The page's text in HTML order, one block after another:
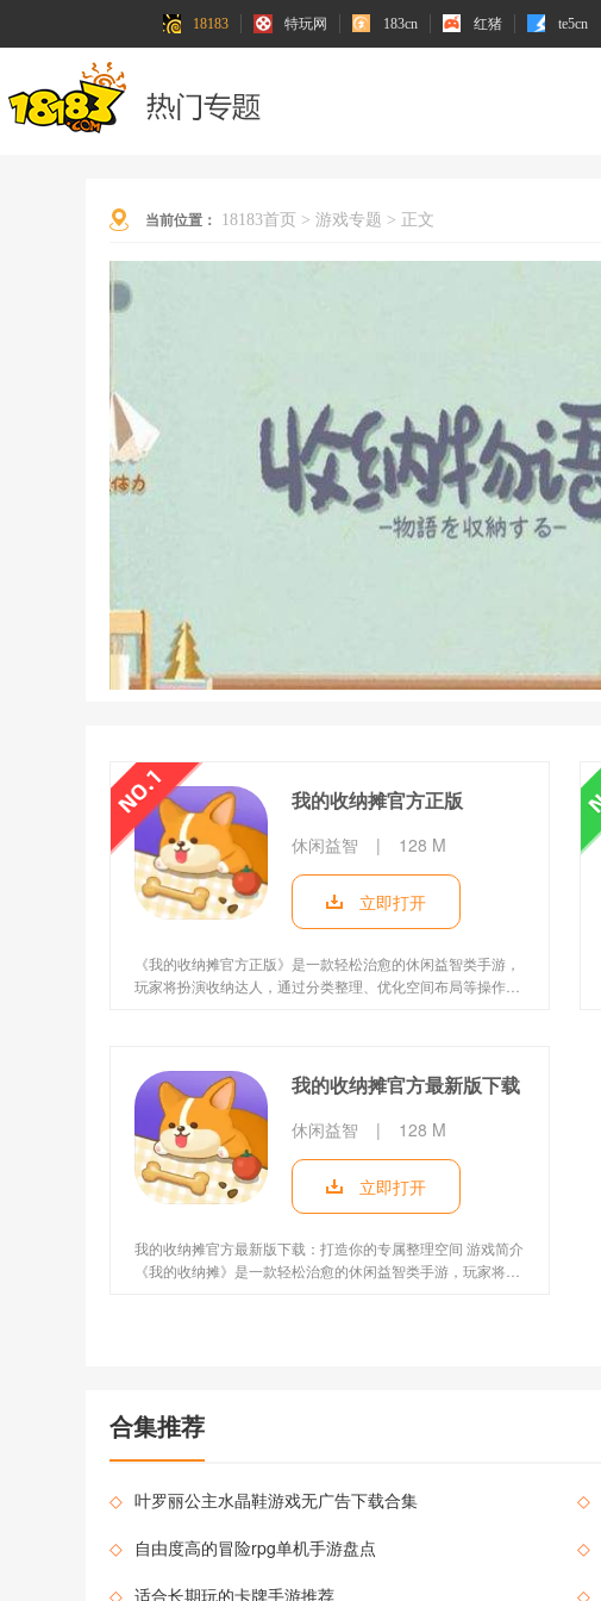
18183 特玩网 183cn 红猪 te5cn
当前位置： 18183首页 > 游戏专题 > 正文
我的收纳摊官方正版
休闲益智 | 128 M
立即打开
《我的收纳摊官方正版》是一款轻松治愈的休闲益智类手游，
玩家将扮演收纳达人，通过分类整理、优化空间布局等操作，
我的收纳摊官方最新版下载
休闲益智 | 128 M
立即打开
我的收纳摊官方最新版下载：打造你的专属整理空间 游戏简介
《我的收纳摊》是一款轻松治愈的休闲益智类手游，玩家将扮
合集推荐
◇ 叶罗丽公主水晶鞋游戏无广告下载合集 ◇
◇ 自由度高的冒险rpg单机手游盘点 ◇
◇ 适合长期玩的卡牌手游推荐 ◇